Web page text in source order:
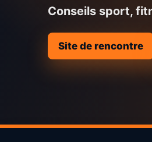
Conseils sport,
Site de rencontre